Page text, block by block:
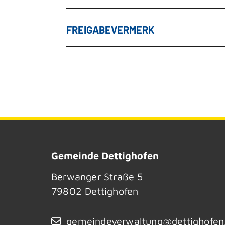
FREIGABEVERMERK
Gemeinde Dettighofen
Berwanger Straße 5
79802 Dettighofen